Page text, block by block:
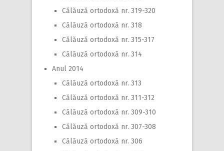
Călăuză ortodoxă nr. 319-320
Călăuză ortodoxă nr. 318
Călăuză ortodoxă nr. 315-317
Călăuză ortodoxă nr. 314
Anul 2014
Călăuză ortodoxă nr. 313
Călăuză ortodoxă nr. 311-312
Călăuză ortodoxă nr. 309-310
Călăuză ortodoxă nr. 307-308
Călăuză ortodoxă nr. 306